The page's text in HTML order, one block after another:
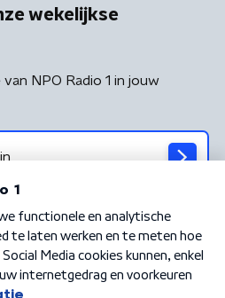
wekelijkse
NPO Radio 1 in jouw
Privacybeleid